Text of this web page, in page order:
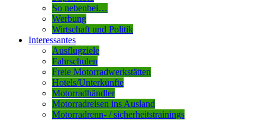
So nebenbei…
Werbung
Wirtschaft und Politik
Interessantes
Ausflugziele
Fahrschulen
Freie Motorradwerkstätten
Hotels/Unterkünfte
Motorradhändler
Motorradreisen ins Ausland
Motorradrenn- / sicherheitstrainings